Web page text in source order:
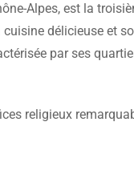
Alpes, est la
délicieuse et
par ses
religieux